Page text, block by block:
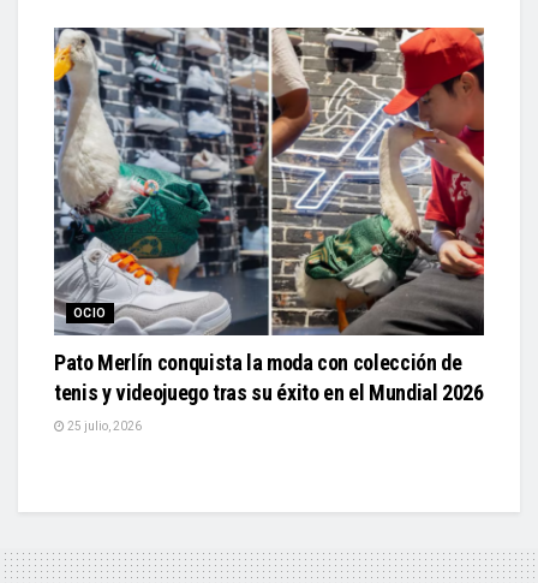
OCIO
Pato Merlín conquista la moda con colección de
tenis y videojuego tras su éxito en el Mundial 2026
25 julio, 2026